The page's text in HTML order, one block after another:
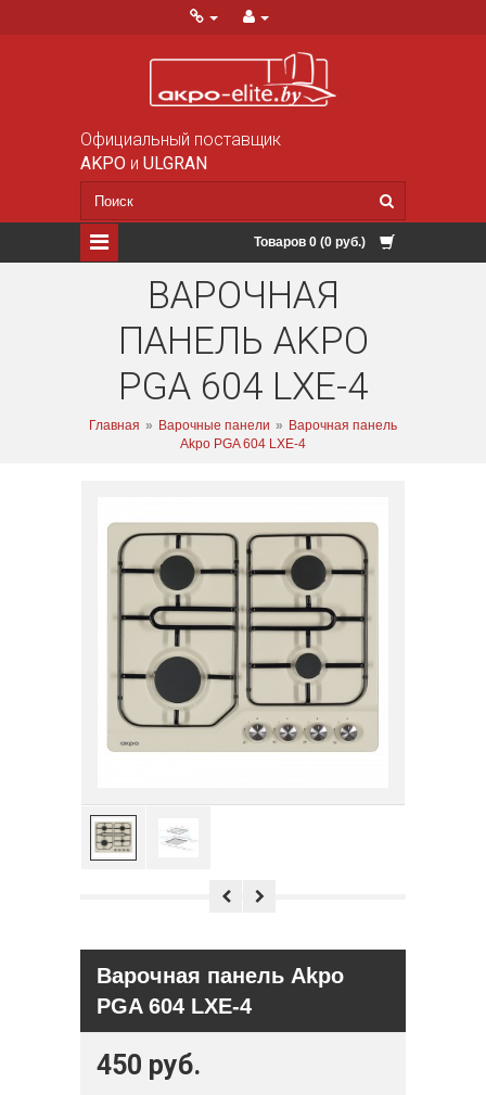
Официальный поставщик
AKPO и ULGRAN
Товаров 0 (0 руб.)
ВАРОЧНАЯ
ПАНЕЛЬ AKPO
PGA 604 LXE-4
Главная » Варочные панели » Варочная панель
Akpo PGA 604 LXE-4
Варочная панель Akpo
PGA 604 LXE-4
450 руб.